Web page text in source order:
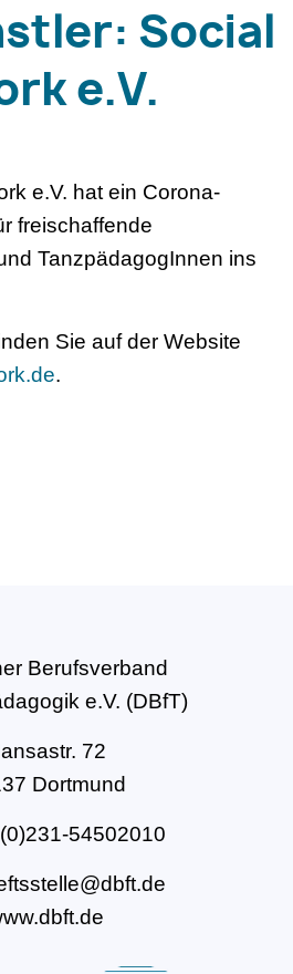
Social
e.V.
e.V. hat ein Corona-
freischaffende
TanzpädagogInnen ins
Sie auf der Website
.
Berufsverband
e.V. (DBfT)
72
Dortmund
54502010